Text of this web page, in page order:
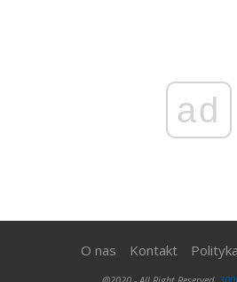
ad
O nas Kontakt